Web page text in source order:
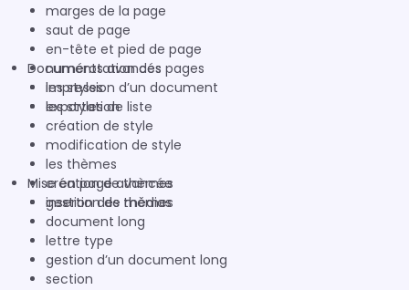
marges de la page
saut de page
en-tête et pied de page
numérotation des pages
impression d’un document
exportation
Documents avancés
les styles
les styles de liste
création de style
modification de style
les thèmes
création de thèmes
gestion des thèmes
Mise en page avancée
insertion de médias
document long
lettre type
gestion d’un document long
section